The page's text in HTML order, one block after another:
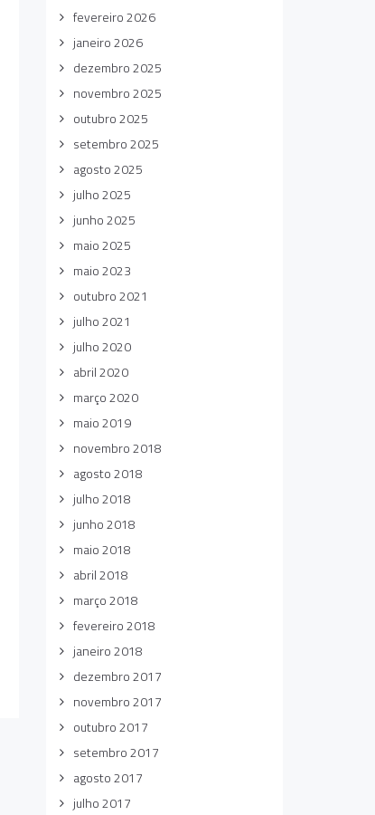
fevereiro 2026
janeiro 2026
dezembro 2025
novembro 2025
outubro 2025
setembro 2025
agosto 2025
julho 2025
junho 2025
maio 2025
maio 2023
outubro 2021
julho 2021
julho 2020
abril 2020
março 2020
maio 2019
novembro 2018
agosto 2018
julho 2018
junho 2018
maio 2018
abril 2018
março 2018
fevereiro 2018
janeiro 2018
dezembro 2017
novembro 2017
outubro 2017
setembro 2017
agosto 2017
julho 2017